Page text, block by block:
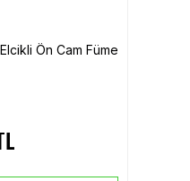
Ön Cam Füme